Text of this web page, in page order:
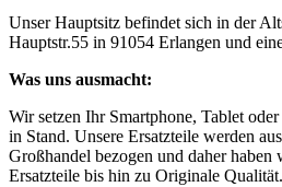
Unser Hauptsitz befindet sich in der
Hauptstr.55 in 91054 Erlangen und
Was uns ausmacht:
Wir setzen Ihr Smartphone, Tablet
in Stand. Unsere Ersatzteile werden
Großhandel bezogen und daher
Ersatzteile bis hin zu Originale Qualität.